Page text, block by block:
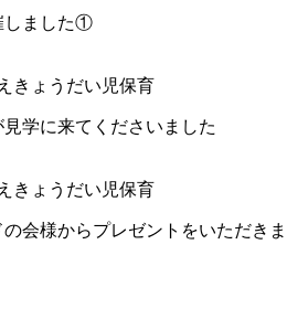
しました①
きょうだい児保育
学に来てくださいました
きょうだい児保育
会様からプレゼントをいただき